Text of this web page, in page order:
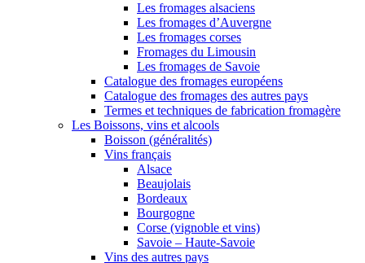
Les fromages alsaciens
Les fromages d’Auvergne
Les fromages corses
Fromages du Limousin
Les fromages de Savoie
Catalogue des fromages européens
Catalogue des fromages des autres pays
Termes et techniques de fabrication fromagère
Les Boissons, vins et alcools
Boisson (généralités)
Vins français
Alsace
Beaujolais
Bordeaux
Bourgogne
Corse (vignoble et vins)
Savoie – Haute-Savoie
Vins des autres pays